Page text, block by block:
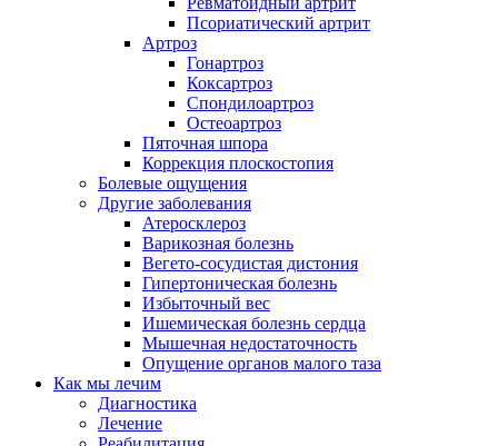
Псориатический артрит
Артроз
Гонартроз
Коксартроз
Спондилоартроз
Остеоартроз
Пяточная шпора
Коррекция плоскостопия
Болевые ощущения
Другие заболевания
Атеросклероз
Варикозная болезнь
Вегето-сосудистая дистония
Гипертоническая болезнь
Избыточный вес
Ишемическая болезнь сердца
Мышечная недостаточность
Опущение органов малого таза
Как мы лечим
Диагностика
Лечение